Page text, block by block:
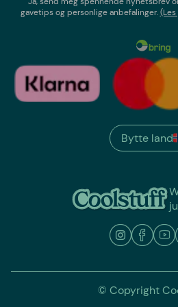
gavetips og personlige anbefalinger.
Bytte land
© Copyright